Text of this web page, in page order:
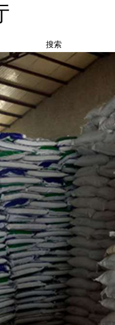
搜索